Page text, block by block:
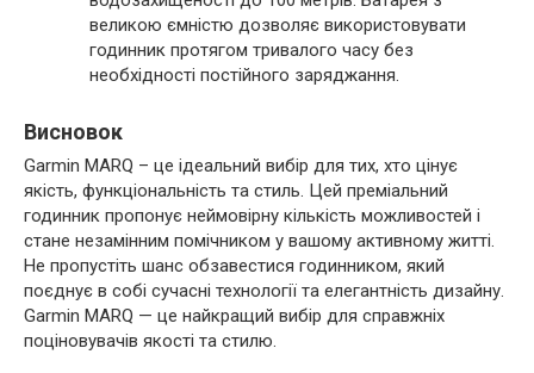
великою ємністю дозволяє використовувати
годинник протягом тривалого часу без
необхідності постійного заряджання.
Висновок
Garmin MARQ – це ідеальний вибір для тих, хто цінує
якість, функціональність та стиль. Цей преміальний
годинник пропонує неймовірну кількість можливостей і
стане незамінним помічником у вашому активному житті.
Не пропустіть шанс обзавестися годинником, який
поєднує в собі сучасні технології та елегантність дизайну.
Garmin MARQ — це найкращий вибір для справжніх
поціновувачів якості та стилю.